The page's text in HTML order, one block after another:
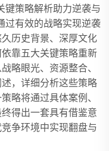
键策略解析助力逆袭与
过有效的战略实现逆袭
历史背景、深厚文化
靠五大关键策略重新
略眼光、资源整合、
，详细分析这些策略
略将通过具体案例、
得出一套具有借鉴意
争环境中实现翻盘与